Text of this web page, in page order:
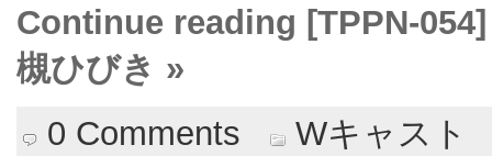
Continue reading [TPPN-
槻ひびき »
0 Comments
Wキャスト